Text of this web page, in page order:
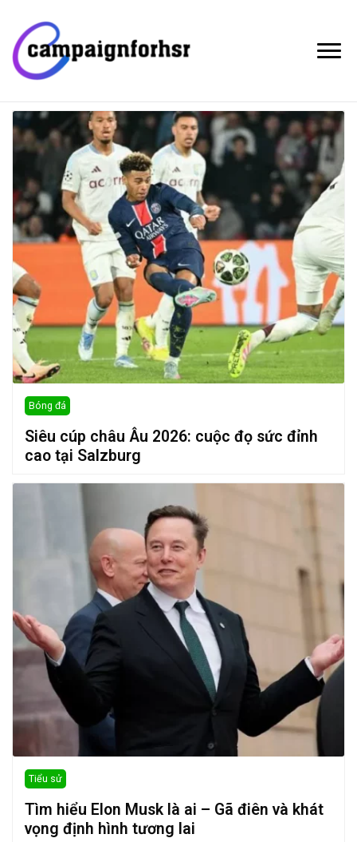
Bóng đá
Siêu cúp châu Âu 2026: cuộc đọ sức đỉnh
cao tại Salzburg
Tiểu sử
Tìm hiểu Elon Musk là ai – Gã điên và khát
vọng định hình tương lai